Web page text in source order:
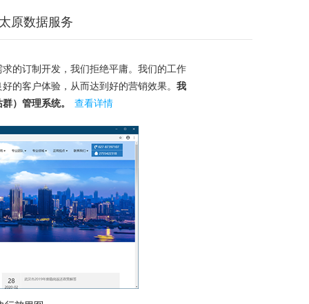
原数据服务
的订制开发，我们拒绝平庸。我们的工作
的客户体验，从而达到好的营销效果。 我
）管理系统。
查看详情